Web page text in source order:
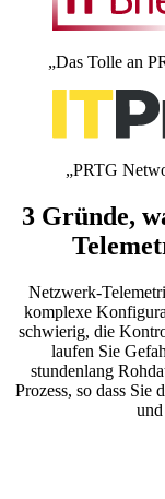
„Das Tolle an
„PRTG
3 Gründe,
Netzwerk-
komplexe
schwierig, die
laufen Sie
stundenlang
Prozess, so dass Sie